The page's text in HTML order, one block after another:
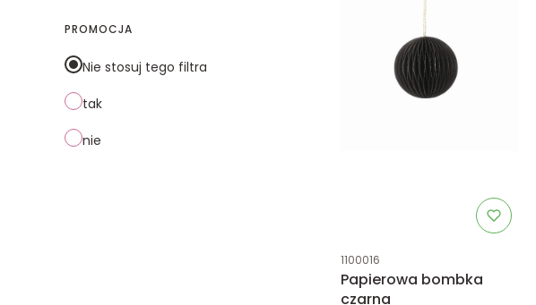
PROMOCJA
Nie stosuj tego filtra
tak
nie
Kod produktu
1100016
Papierowa bombka
czarna